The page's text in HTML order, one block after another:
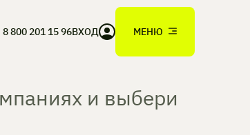
8 800 201 15 96ВХОД МЕНЮ
и выбери